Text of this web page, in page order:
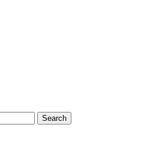
Search